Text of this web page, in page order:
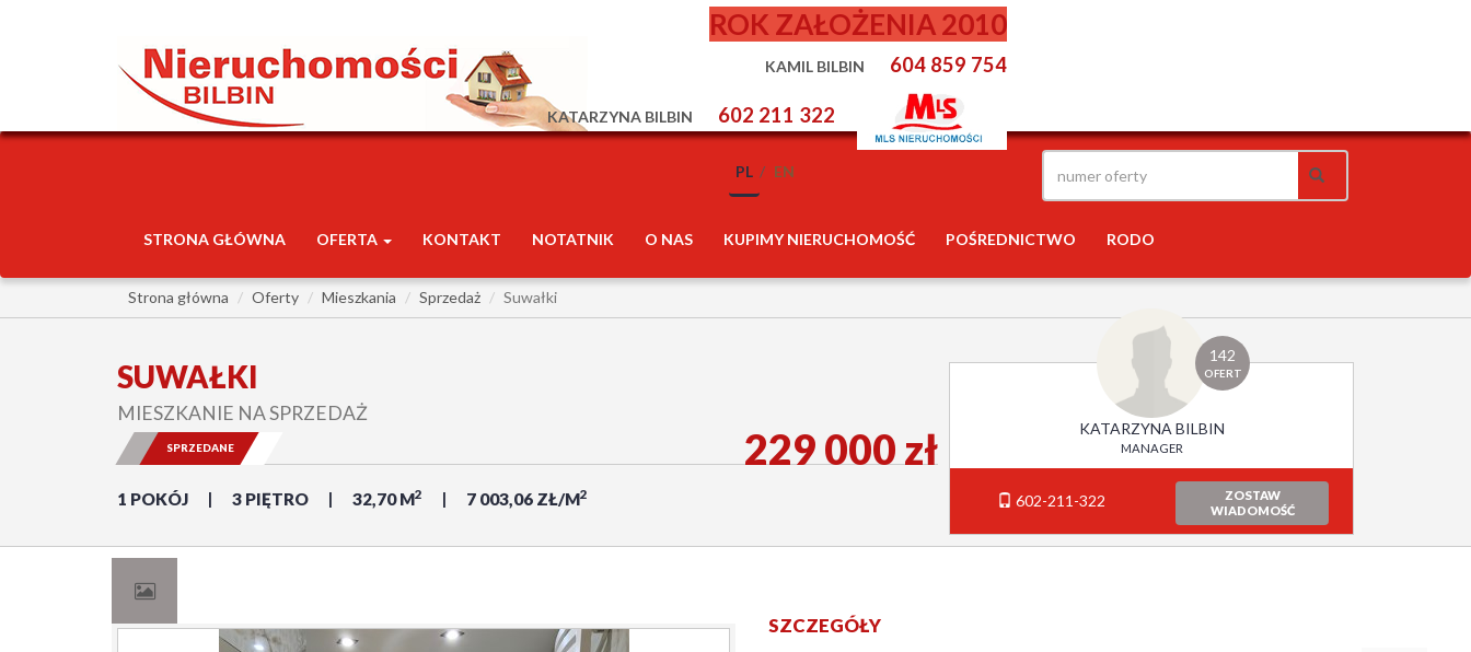
ROK ZAŁOŻENIA 2010
KAMIL BILBIN 604 859 754
KATARZYNA BILBIN 602 211 322
PL EN
STRONA GŁÓWNA OFERTA KONTAKT NOTATNIK O NAS KUPIMY NIERUCHOMOŚĆ POŚREDNICTWO RODO
Strona główna Oferty Mieszkania Sprzedaż Suwałki
SUWAŁKI
MIESZKANIE NA SPRZEDAŻ
1 POKÓJ 3 PIĘTRO 32,70 M2 7 003,06 ZŁ/M2
229 000 zł
SPRZEDANE
142
OFERT
KATARZYNA BILBIN
MANAGER
602-211-322
ZOSTAW
WIADOMOŚĆ
SZCZEGÓŁY